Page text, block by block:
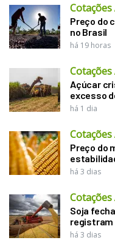
Preço do
no Brasil
há 19 horas
Açúcar
excesso
há 1 dia
Preço do
há 3 dias
Soja
registram
há 3 dias